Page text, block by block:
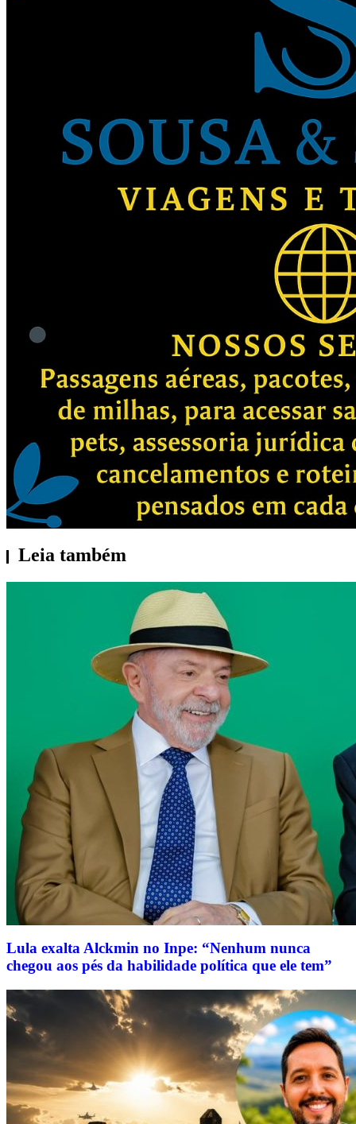
Leia também
Lula exalta Alckmin no Inpe: “Nenhum nunca
chegou aos pés da habilidade política que ele tem”